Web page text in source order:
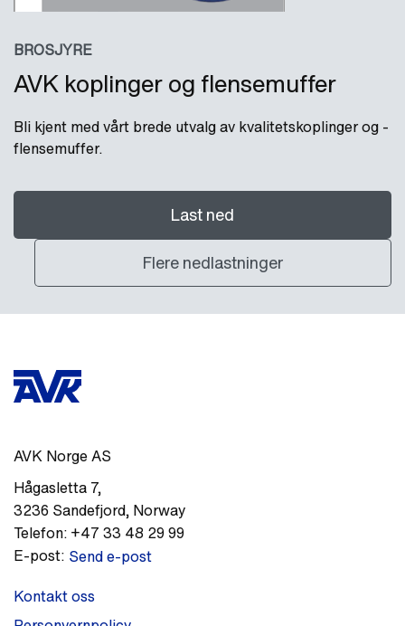
BROSJYRE
AVK koplinger og flensemuffer
Bli kjent med vårt brede utvalg av kvalitetskoplinger og -
flensemuffer.
Last ned
Flere nedlastninger
AVK Norge AS
Hågasletta 7,
3236 Sandefjord, Norway
Telefon: +47 33 48 29 99
E-post: Send e-post
Kontakt oss